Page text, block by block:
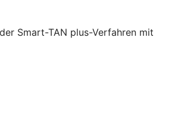
Smart-TAN plus-Verfahren mit